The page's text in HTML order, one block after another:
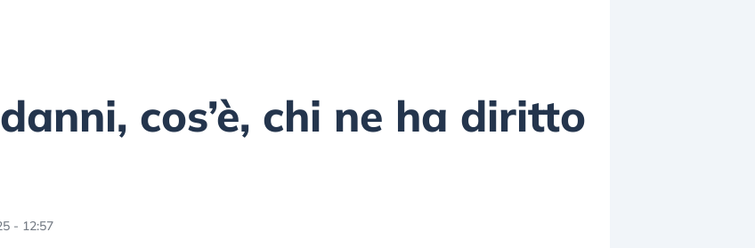
cos’è, chi ne ha diritto
- 12:57